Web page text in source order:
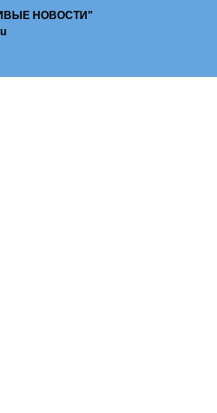
НОВОСТИ"